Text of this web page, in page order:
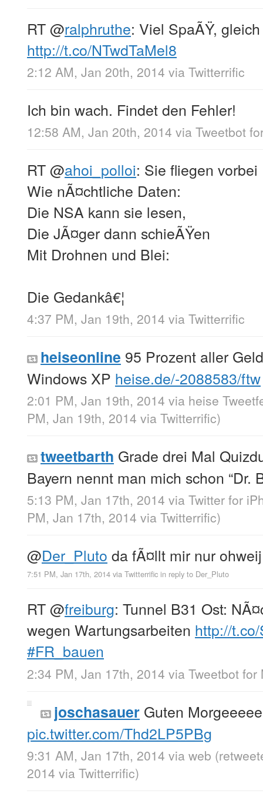
RT@ralphruthe: Viel SpaÃŸ,
http://t.co/NTwdTaMel8
2:12 AM, Jan 20th, 2014 via Twitterrific
Ich bin wach. Findet den Fehler!
12:58 AM, Jan 20th, 2014 via Tweetbot
RT@ahoi_polloi: Sie fliegen vorbei
Wie nÃ¤chtliche Daten:
Die NSA kann sie lesen,
Die JÃ¤ger dann schieÃŸen
Mit Drohnen und Blei:
Die Gedankâ€¦
4:37 PM, Jan 19th, 2014 via Twitterrific
heiseonline 95 Prozent aller
Windows XP heise.de/-2088583/ftw
2:01 PM, Jan 19th, 2014 via heise
PM, Jan 19th, 2014 via Twitterrific)
tweetbarth Grade drei Mal
Bayern nennt man mich schon “Dr.
5:13 PM, Jan 17th, 2014 via Twitter for
PM, Jan 17th, 2014 via Twitterrific)
@Der_Pluto da fÃ¤llt mir nur
7:51 PM, Jan 17th, 2014 via Twitterrific in reply to Der_Pluto
RT@freiburg: Tunnel B31 Ost:
wegen Wartungsarbeiten http://
#FR_bauen
2:34 PM, Jan 17th, 2014 via Tweetbot for
joschasauer Guten
pic.twitter.com/Thd2LP5PBg
9:31 AM, Jan 17th, 2014 via web
2014 via Twitterrific)